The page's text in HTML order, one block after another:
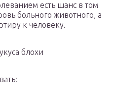
есть шанс в том
больного животного, а
к человеку.
блохи